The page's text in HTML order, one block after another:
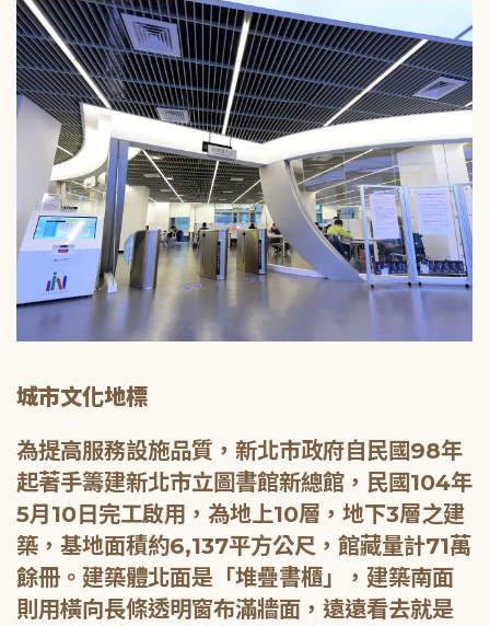
城市文化地標
為提高服務設施品質，新北市政府自民國98年
起著手籌建新北市立圖書館新總館，民國104年
5月10日完工啟用，為地上10層，地下3層之建
築，基地面積約6,137平方公尺，館藏量計71萬
餘冊。建築體北面是「堆疊書櫃」，建築南面
則用橫向長條透明窗布滿牆面，遠遠看去就是